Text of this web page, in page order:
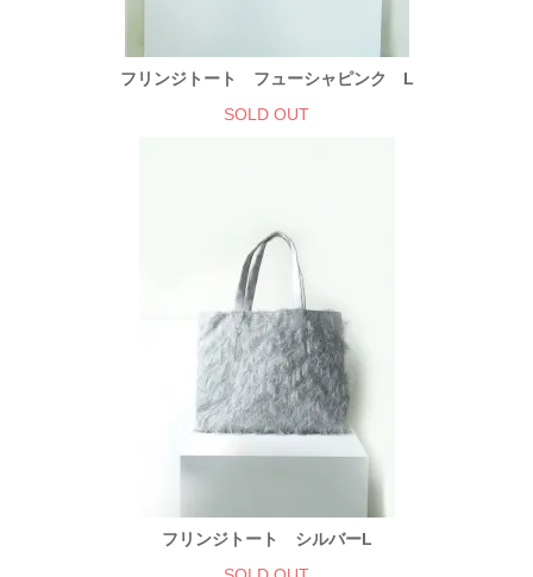
フリンジトート フューシャピンク L
SOLD OUT
フリンジトート シルバーL